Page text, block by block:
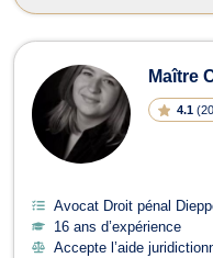
Maître
4.1 (
Avocat Droit pénal
16 ans d’expérience
Accepte l’aide